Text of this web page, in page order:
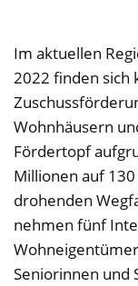
Im aktuellen
2022 finden sich
Wohnhäusern
Fördertopf
Millionen auf
drohenden
nehmen fünf
Seniorinnen und